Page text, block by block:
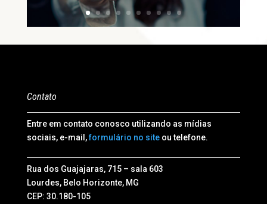
Contato
Entre em contato conosco utilizando as mídias
sociais, e-mail,formulário no siteou telefone.
Rua dos Guajajaras, 715 – sala 603
Lourdes, Belo Horizonte, MG
CEP: 30.180-105